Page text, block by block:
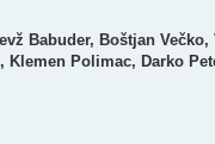
Babuder, Boštjan
Polimac, Darko